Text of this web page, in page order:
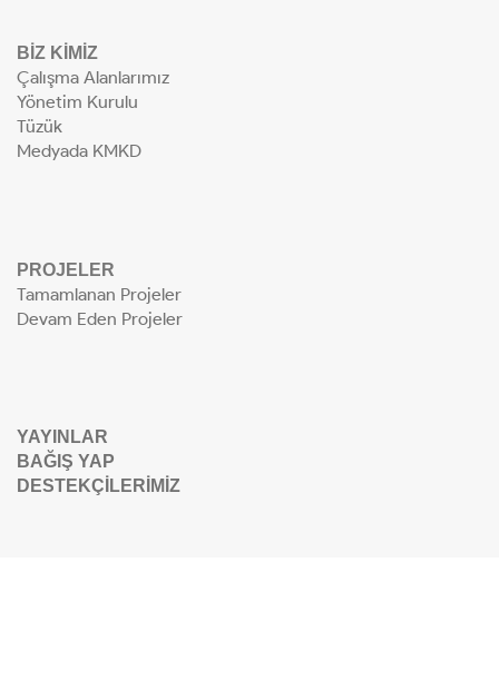
BİZ KİMİZ
Çalışma Alanlarımız
Yönetim Kurulu
Tüzük
Medyada KMKD
PROJELER
Tamamlanan Projeler
Devam Eden Projeler
YAYINLAR
BAĞIŞ YAP
DESTEKÇİLERİMİZ